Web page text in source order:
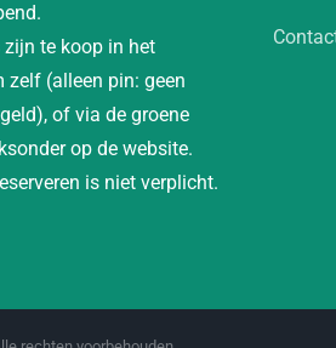
zijn te koop in het
zelf (alleen pin: geen
of via de groene
op de website.
is niet verplicht.